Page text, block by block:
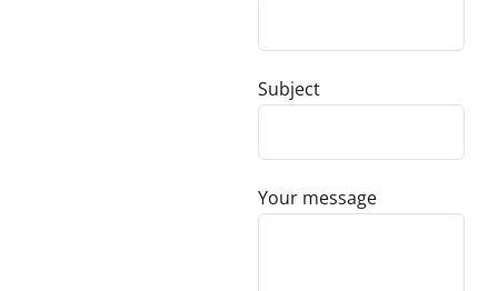
Subject
Your message